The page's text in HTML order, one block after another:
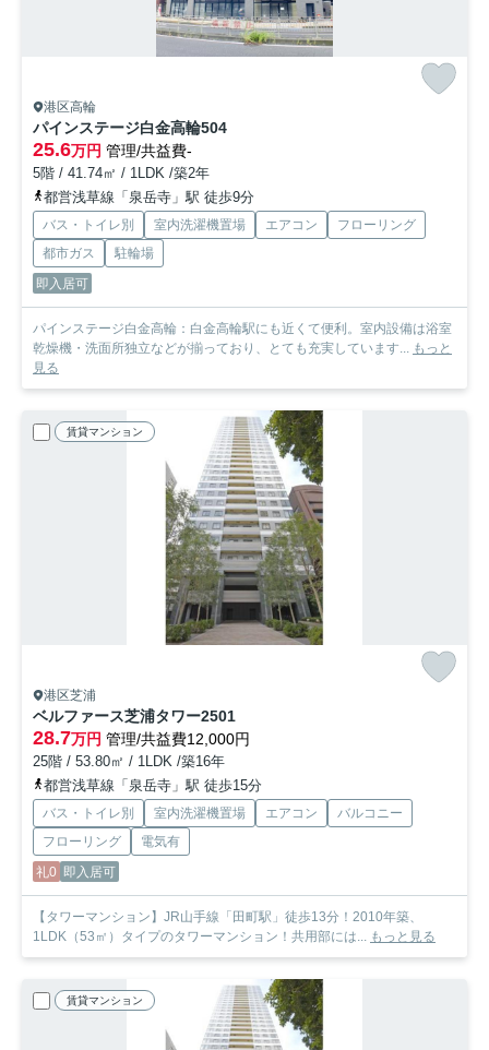
港区高輪
パインステージ白金高輪504
25.6万円 管理/共益費-
5階 / 41.74㎡ / 1LDK /築2年
都営浅草線「泉岳寺」駅 徒歩9分
バス・トイレ別 室内洗濯機置場 エアコン
フローリング
都市ガス
駐輪場
即入居可
パインステージ白金高輪：白金高輪駅にも近くて便利。室内設備は浴室
乾燥機・洗面所独立などが揃っており、とても充実しています... もっと
見る
賃貸マンション
港区芝浦
ベルファース芝浦タワー2501
28.7万円 管理/共益費12,000円
25階 / 53.80㎡ / 1LDK /築16年
都営浅草線「泉岳寺」駅 徒歩15分
バス・トイレ別 室内洗濯機置場 エアコン
バルコニー
フローリング
電気有
礼0 即入居可
【タワーマンション】JR山手線「田町駅」徒歩13分！2010年築、
1LDK（53㎡）タイプのタワーマンション！共用部には... もっと見る
賃貸マンション